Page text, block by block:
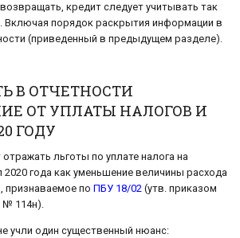
кредит следует учитывать так
. Включая порядок раскрытия информации в
(приведенный в предыдущем разделе).
В ОТЧЕТНОСТИ
ОТ УПЛАТЫ НАЛОГОВ И
ГОДУ
льготы по уплате налога на
2020 года как уменьшение величины расхода
признаваемое по ПБУ 18/02 (утв. приказом
№ 114н).
учли один существенный нюанс: